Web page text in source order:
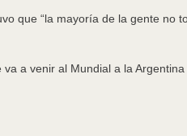
que “la mayoría de la gente no
a venir al Mundial a la Argentina